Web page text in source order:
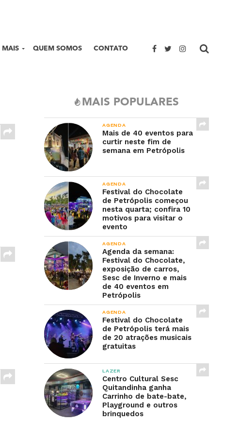
MAIS QUEM SOMOS CONTATO
MAIS POPULARES
AGENDA
Mais de 40 eventos para
curtir neste fim de
semana em Petrópolis
AGENDA
Festival do Chocolate
de Petrópolis começou
nesta quarta; confira 10
motivos para visitar o
evento
AGENDA
Agenda da semana:
Festival do Chocolate,
exposição de carros,
Sesc de Inverno e mais
de 40 eventos em
Petrópolis
AGENDA
Festival do Chocolate
de Petrópolis terá mais
de 20 atrações musicais
gratuitas
LAZER
Centro Cultural Sesc
Quitandinha ganha
Carrinho de bate-bate,
Playground e outros
brinquedos